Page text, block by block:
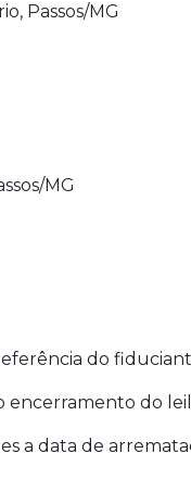
Passos/MG
MG
do
encerramento do
a data de